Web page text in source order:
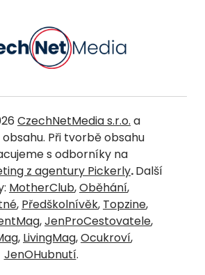
CzechNetMedia s.r.o. a
Při tvorbě obsahu
s odborníky na
z agentury Pickerly.Další
MotherClub,Oběhání,
, Předškolnívěk, Topzine,
,JenProCestovatele,
, LivingMag,Ocukroví,
JenOHubnutí.